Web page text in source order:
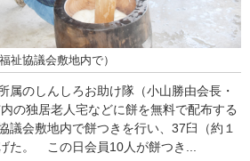
祉協議会敷地内で）
のしんしろお助け隊（小山勝由会長・
の独居老人宅などに餅を無料で配布する
議会敷地内で餅つきを行い、37臼（約１
た。 この日会員10人が餅つき...